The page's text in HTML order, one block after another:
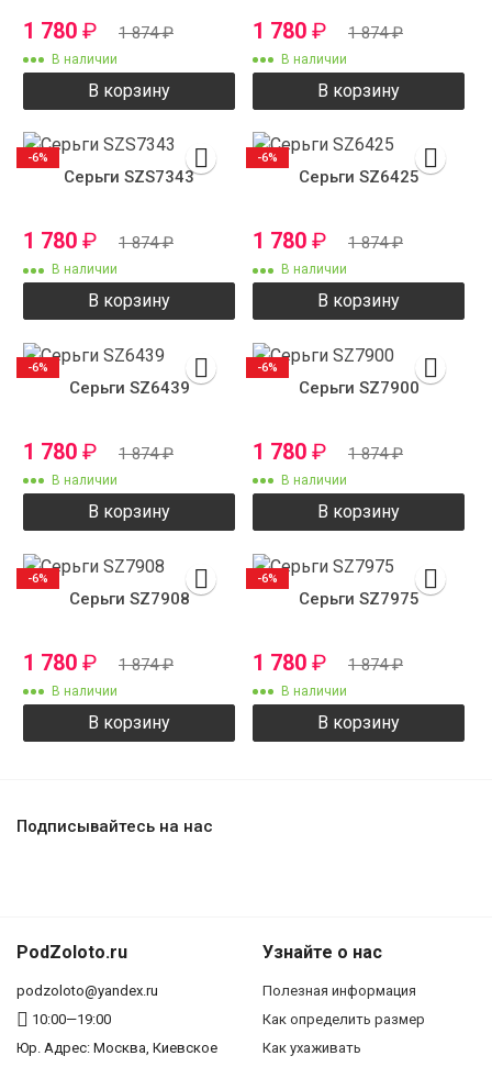
1 780 ₽ 1 874₽
В наличии
В корзину
1 780 ₽ 1 874₽
В наличии
В корзину
Серьги SZS7343
1 780 ₽ 1 874₽
В наличии
В корзину
-6%
Серьги SZ6425
1 780 ₽ 1 874₽
В наличии
В корзину
-6%
Серьги SZ6439
1 780 ₽ 1 874₽
В наличии
В корзину
-6%
Серьги SZ7900
1 780 ₽ 1 874₽
В наличии
В корзину
-6%
Серьги SZ7908
1 780 ₽ 1 874₽
В наличии
В корзину
-6%
Серьги SZ7975
1 780 ₽ 1 874₽
В наличии
В корзину
-6%
Подписывайтесь на нас
PodZoloto.ru
podzoloto@yandex.ru
10:00—19:00
Юр. Адреc: Москва, Киевское
Узнайте о нас
Полезная информация
Как определить размер
Как ухаживать